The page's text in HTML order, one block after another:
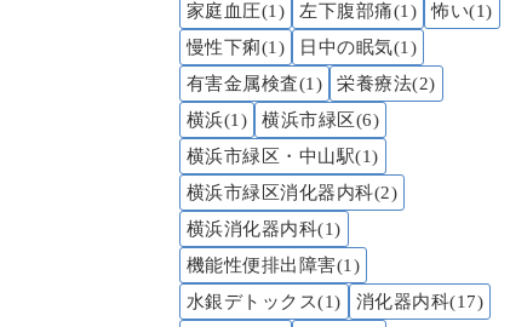
家庭血圧(1)
左下腹部痛(1)
怖い(1)
慢性下痢(1)
日中の眠気(1)
有害金属検査(1)
栄養療法(2)
横浜(1)
横浜市緑区(6)
横浜市緑区・中山駅(1)
横浜市緑区消化器内科(2)
横浜消化器内科(1)
機能性便排出障害(1)
水銀デトックス(1)
消化器内科(17)